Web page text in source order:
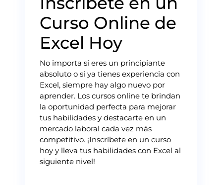
Curso Online de
Excel Hoy
No importa si eres un principiante
absoluto o si ya tienes experiencia con
Excel, siempre hay algo nuevo por
aprender. Los cursos online te brindan
la oportunidad perfecta para mejorar
tus habilidades y destacarte en un
mercado laboral cada vez más
competitivo. ¡Inscríbete en un curso
hoy y lleva tus habilidades con Excel al
siguiente nivel!